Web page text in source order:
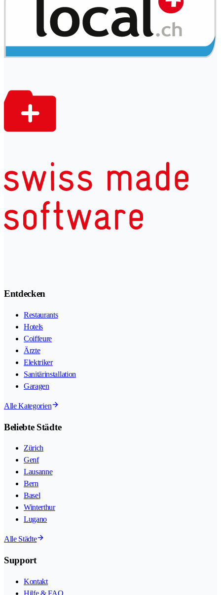
Entdecken
Restaurants
Hotels
Coiffeure
Ärzte
Elektriker
Sanitärinstallation
Garagen
Alle Kategorien
Beliebte Städte
Zürich
Genf
Lausanne
Bern
Basel
Winterthur
Lugano
Alle Städte
Support
Kontakt
Hilfe & FAQ